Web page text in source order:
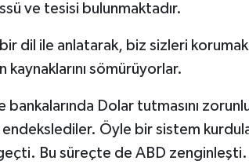
ve tesisi bulunmaktadır.
bir dil ile anlatarak, biz sizleri
kaynaklarını sömürüyorlar.
bankalarında Dolar tutmasını
endekslediler. Öyle bir sistem
Bu süreçte de ABD